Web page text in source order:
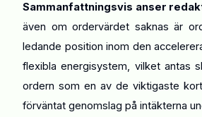
Sammanfattningsvis anser
även om ordervärdet saknas är
ledande position inom den
flexibla energisystem, vilket antas
ordern som en av de viktigaste
förväntat genomslag på intäkterna